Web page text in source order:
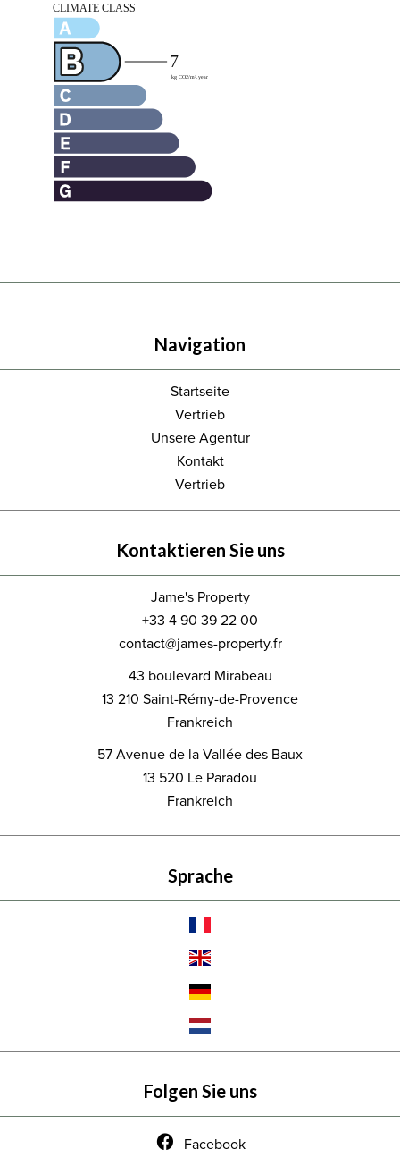
Navigation
Startseite
Vertrieb
Unsere Agentur
Kontakt
Vertrieb
Kontaktieren Sie uns
Jame's Property
+33 4 90 39 22 00
contact@james-property.fr
43 boulevard Mirabeau
13 210 Saint-Rémy-de-Provence
Frankreich
57 Avenue de la Vallée des Baux
13 520 Le Paradou
Frankreich
Sprache
Folgen Sie uns
Facebook